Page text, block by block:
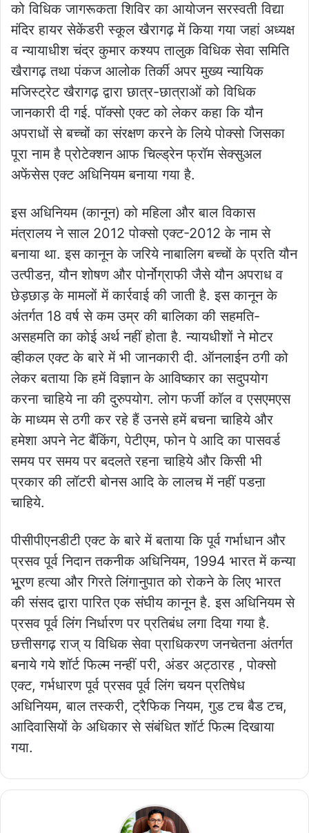
को विधिक जागरूकता शिविर का आयोजन सरस्वती विद्या
मंदिर हायर सेकेंडरी स्कूल खैरागढ़ में किया गया जहां अध्यक्ष
व न्यायाधीश चंद्र कुमार कश्यप तालुक विधिक सेवा समिति
खैरागढ़ तथा पंकज आलोक तिर्की अपर मुख्य न्यायिक
मजिस्ट्रेट खैरागढ़ द्वारा छात्र-छात्राओं को विधिक
जानकारी दी गई. पॉक्सो एक्ट को लेकर कहा कि यौन
अपराधों से बच्चों का संरक्षण करने के लिये पोक्सो जिसका
पूरा नाम है प्रोटेक्शन आफ चिल्ड्रेन फ्रॉम सेक्सुअल
अफेंसेस एक्ट अधिनियम बनाया गया है.
इस अधिनियम (कानून) को महिला और बाल विकास
मंत्रालय ने साल 2012 पोक्सो एक्ट-2012 के नाम से
बनाया था. इस कानून के जरिये नाबालिग बच्चों के प्रति यौन
उत्पीडऩ, यौन शोषण और पोर्नोग्राफी जैसे यौन अपराध व
छेड़छाड़ के मामलों में कार्रवाई की जाती है. इस कानून के
अंतर्गत 18 वर्ष से कम उम्र की बालिका की सहमति-
असहमति का कोई अर्थ नहीं होता है. न्यायधीशों ने मोटर
व्हीकल एक्ट के बारे में भी जानकारी दी. ऑनलाईन ठगी को
लेकर बताया कि हमें विज्ञान के आविष्कार का सदुपयोग
करना चाहिये ना की दुरुपयोग. लोग फर्जी कॉल व एसएमएस
के माध्यम से ठगी कर रहे हैं उनसे हमें बचना चाहिये और
हमेशा अपने नेट बैंकिंग, पेटीएम, फोन पे आदि का पासवर्ड
समय पर समय पर बदलते रहना चाहिये और किसी भी
प्रकार की लॉटरी बोनस आदि के लालच में नहीं पडऩा
चाहिये.
पीसीपीएनडीटी एक्ट के बारे में बताया कि पूर्व गर्भाधान और
प्रसव पूर्व निदान तकनीक अधिनियम, 1994 भारत में कन्या
भू्रण हत्या और गिरते लिंगानुपात को रोकने के लिए भारत
की संसद द्वारा पारित एक संघीय कानून है. इस अधिनियम से
प्रसव पूर्व लिंग निर्धारण पर प्रतिबंध लगा दिया गया है.
छत्तीसगढ़ राज् य विधिक सेवा प्राधिकरण जनचेतना अंतर्गत
बनाये गये शॉर्ट फिल्म नन्हीं परी, अंडर अट्ठारह , पोक्सो
एक्ट, गर्भधारण पूर्व प्रसव पूर्व लिंग चयन प्रतिषेध
अधिनियम, बाल तस्करी, ट्रैफिक नियम, गुड टच बैड टच,
आदिवासियों के अधिकार से संबंधित शॉर्ट फिल्म दिखाया
गया.